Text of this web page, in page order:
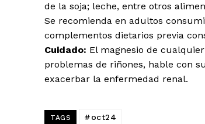
de la soja; leche, entre otros
Se recomienda en adultos
complementos dietarios previa
Cuidado: El magnesio de
problemas de riñones, hable con
exacerbar la enfermedad renal.
TAGS #oct24